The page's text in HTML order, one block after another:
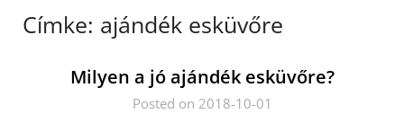
Címke: ajándék esküvőre
Milyen a jó ajándék esküvőre?
Posted on 2018-10-01